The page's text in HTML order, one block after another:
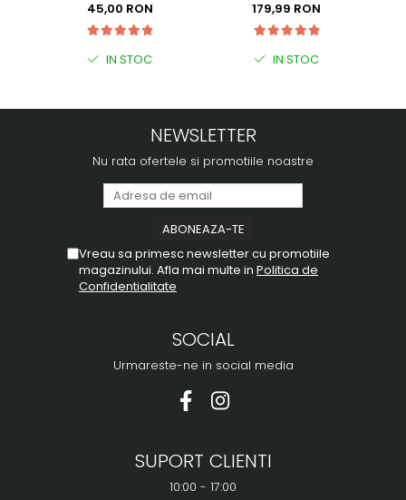
45,00 RON
IN STOC
179,99 RON
IN STOC
NEWSLETTER
Nu rata ofertele si promotiile noastre
Vreau sa primesc newsletter cu promotiile
magazinului. Afla mai multe in Politica de
Confidentialitate
SOCIAL
Urmareste-ne in social media
SUPORT CLIENTI
10:00 - 17:00